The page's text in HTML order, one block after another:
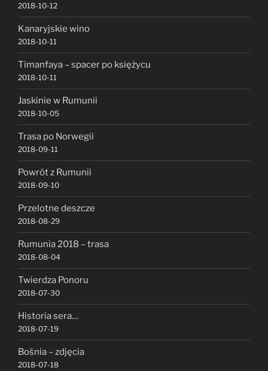
2018-10-12
Kanaryjskie wino
2018-10-11
Timanfaya – spacer po księżycu
2018-10-11
Jaskinie w Rumunii
2018-10-05
Trasa po Norwegii
2018-09-11
Powrót z Rumunii
2018-09-10
Przelotne deszcze
2018-08-29
Rumunia 2018 – trasa
2018-08-04
Twierdza Ponoru
2018-07-30
Historia sera…
2018-07-19
Bośnia – zdjęcia
2018-07-18